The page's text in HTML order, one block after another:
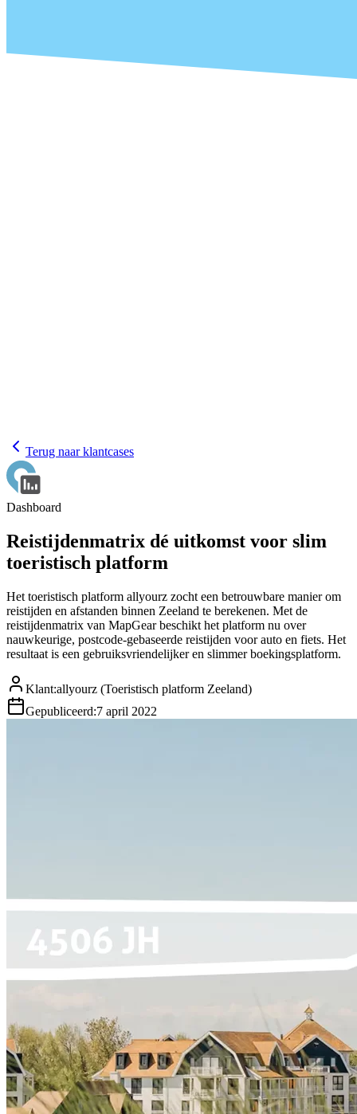
Terug naar klantcases
Dashboard
Reistijdenmatrix dé uitkomst voor slim
toeristisch platform
Het toeristisch platform allyourz zocht een betrouwbare manier om
reistijden en afstanden binnen Zeeland te berekenen. Met de
reistijdenmatrix van MapGear beschikt het platform nu over
nauwkeurige, postcode-gebaseerde reistijden voor auto en fiets. Het
resultaat is een gebruiksvriendelijker en slimmer boekingsplatform.
Klant:allyourz (Toeristisch platform Zeeland)
Gepubliceerd:7 april 2022